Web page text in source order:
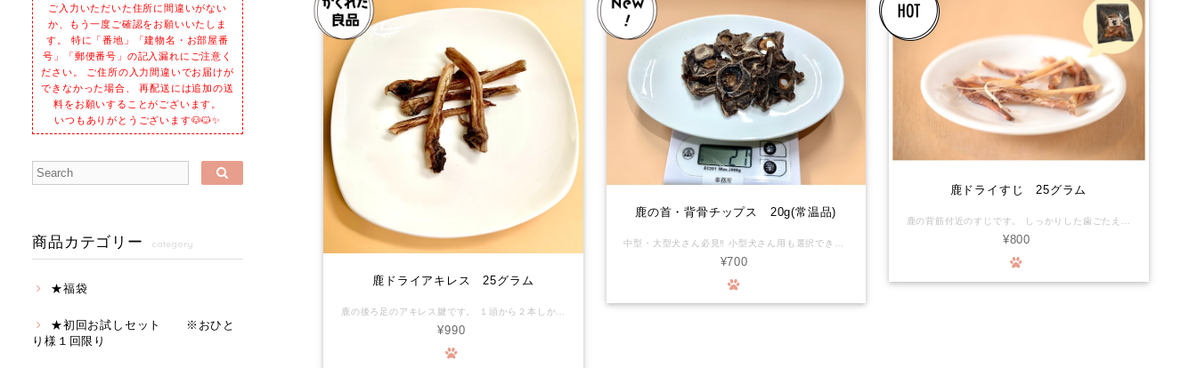
ご入力いただいた住所に間違いがない
か、もう一度ご確認をお願いいたしま
す。 特に「番地」「建物名・お部屋番
号」「郵便番号」の記入漏れにご注意く
ださい。 ご住所の入力間違いでお届けが
できなかった場合、 再配送には追加の送
料をお願いすることがございます。
いつもありがとうございます🐶🐱✨
商品カテゴリー category
★福袋
★初回お試しセット ※おひと
り様１回限り
鹿ドライアキレス 25グラム
¥990
鹿の首・背骨チップス 20g(常温品)
¥700
鹿ドライすじ 25グラム
鹿の背筋付近のすじです。 しっかりした歯ごたえにワンちゃんも大喜びです。 わたしたちの食卓に並ぶジビエ肉と同じ工房で、同じスタッフが、同じ個体から取り分けたお肉です。化学物質を摂るリスクがほぼゼロの環境で育った安心で安全なお肉が、ワンちゃんの生涯を守ります。
¥800